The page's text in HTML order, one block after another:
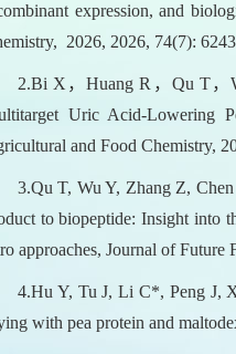
expression, and
2026, 2026, 74(7):
2.Bi X，Huang R，Qu T，
Uric Acid-Lowering
and Food Chemistry,
3.Qu T, Wu Y, Zhang Z,
to biopeptide: Insight into
approaches, Journal of
4.Hu Y, Tu J, Li C*, Peng J,
with pea protein and